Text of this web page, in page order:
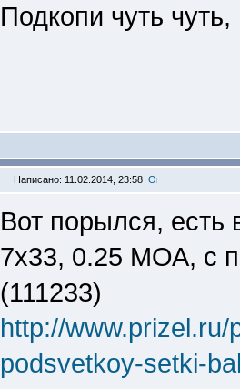
Подкопи чуть
Написано: 11.02.2014, 23:58
Вот порылся, есть
7x33, 0.25 МОА, с
(111233)
http://
podsvetkoy-setki-